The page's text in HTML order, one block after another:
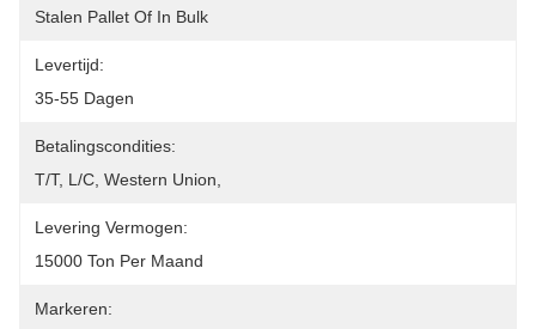
Stalen Pallet Of In Bulk
Levertijd:
35-55 Dagen
Betalingscondities:
T/T, L/C, Western Union,
Levering Vermogen:
15000 Ton Per Maand
Markeren: